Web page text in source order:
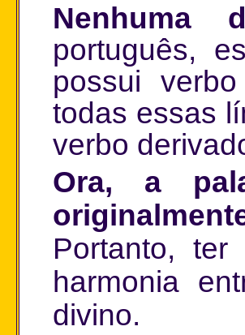
Nenhuma
português,
possui
todas essas
verbo
Ora, a
Portanto,
harmonia
divino.